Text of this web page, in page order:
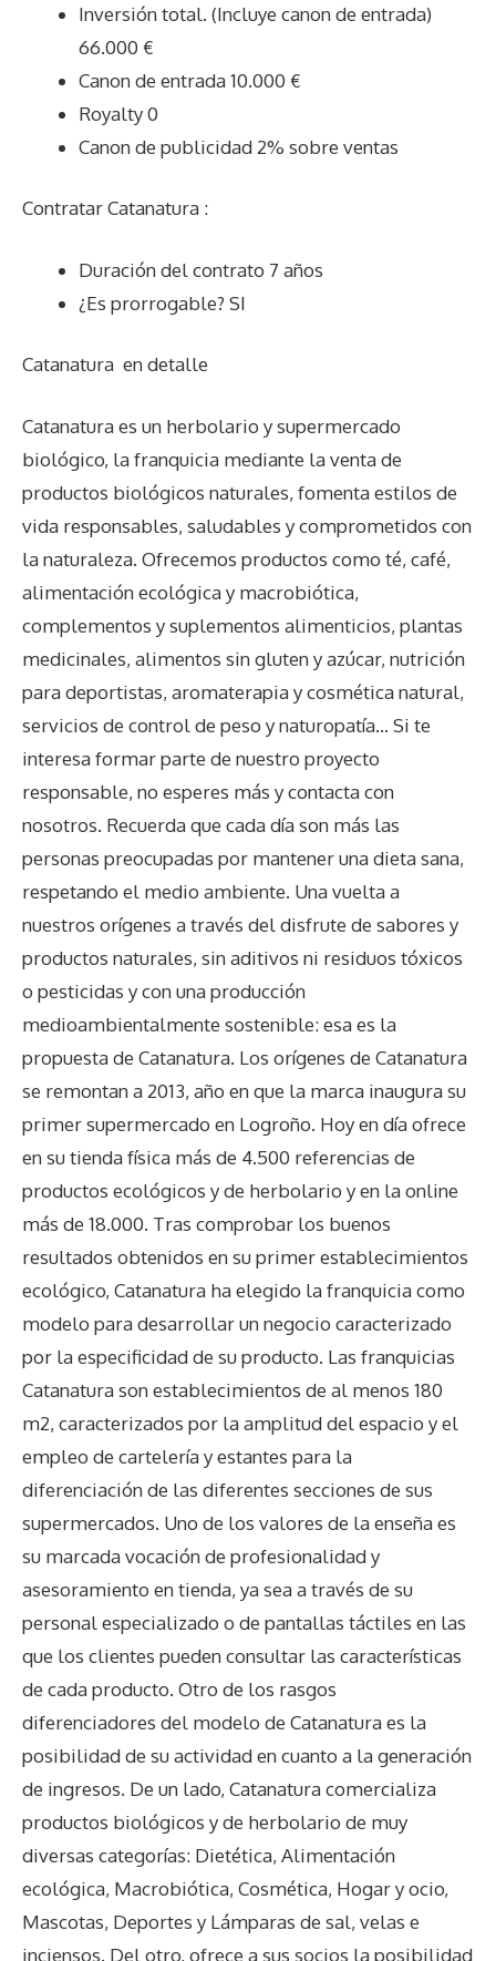
Inversión total. (Incluye canon de entrada)
66.000 €
Canon de entrada 10.000 €
Royalty 0
Canon de publicidad 2% sobre ventas
Contratar Catanatura :
Duración del contrato 7 años
¿Es prorrogable? SI
Catanatura en detalle
Catanatura es un herbolario y supermercado
biológico, la franquicia mediante la venta de
productos biológicos naturales, fomenta estilos de
vida responsables, saludables y comprometidos con
la naturaleza. Ofrecemos productos como té, café,
alimentación ecológica y macrobiótica,
complementos y suplementos alimenticios, plantas
medicinales, alimentos sin gluten y azúcar, nutrición
para deportistas, aromaterapia y cosmética natural,
servicios de control de peso y naturopatía… Si te
interesa formar parte de nuestro proyecto
responsable, no esperes más y contacta con
nosotros. Recuerda que cada día son más las
personas preocupadas por mantener una dieta sana,
respetando el medio ambiente. Una vuelta a
nuestros orígenes a través del disfrute de sabores y
productos naturales, sin aditivos ni residuos tóxicos
o pesticidas y con una producción
medioambientalmente sostenible: esa es la
propuesta de Catanatura. Los orígenes de Catanatura
se remontan a 2013, año en que la marca inaugura su
primer supermercado en Logroño. Hoy en día ofrece
en su tienda física más de 4.500 referencias de
productos ecológicos y de herbolario y en la online
más de 18.000. Tras comprobar los buenos
resultados obtenidos en su primer establecimientos
ecológico, Catanatura ha elegido la franquicia como
modelo para desarrollar un negocio caracterizado
por la especificidad de su producto. Las franquicias
Catanatura son establecimientos de al menos 180
m2, caracterizados por la amplitud del espacio y el
empleo de cartelería y estantes para la
diferenciación de las diferentes secciones de sus
supermercados. Uno de los valores de la enseña es
su marcada vocación de profesionalidad y
asesoramiento en tienda, ya sea a través de su
personal especializado o de pantallas táctiles en las
que los clientes pueden consultar las características
de cada producto. Otro de los rasgos
diferenciadores del modelo de Catanatura es la
posibilidad de su actividad en cuanto a la generación
de ingresos. De un lado, Catanatura comercializa
productos biológicos y de herbolario de muy
diversas categorías: Dietética, Alimentación
ecológica, Macrobiótica, Cosmética, Hogar y ocio,
Mascotas, Deportes y Lámparas de sal, velas e
inciensos. Del otro, ofrece a sus socios la posibilidad